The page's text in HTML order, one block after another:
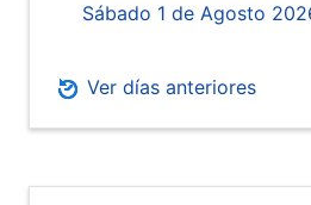
Sábado 1 de Agosto
Ver días anteriores